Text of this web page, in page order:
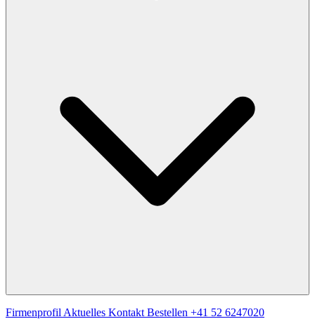
Firmenprofil Aktuelles Kontakt Bestellen +41 52 6247020